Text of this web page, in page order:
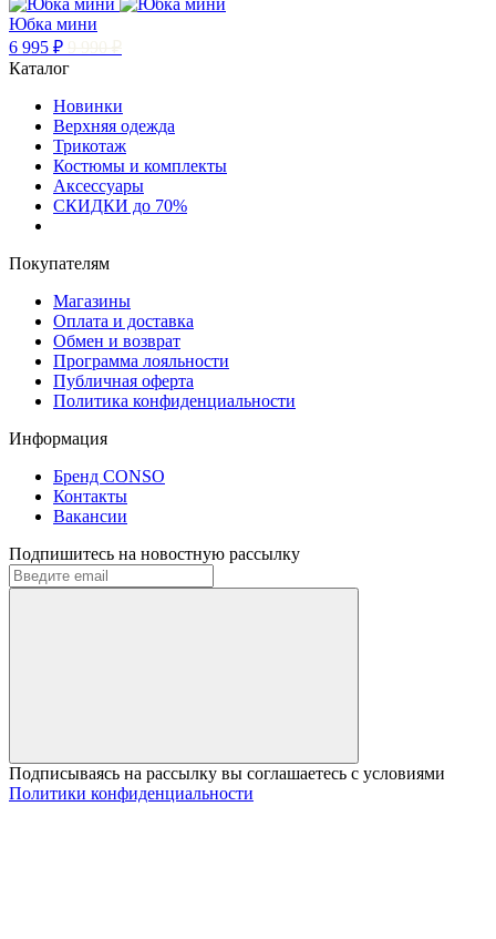
Юбка мини
6 995 ₽
Каталог
Новинки
Верхняя одежда
Трикотаж
Костюмы и комплекты
Аксессуары
СКИДКИ до 70%
Покупателям
Магазины
Оплата и доставка
Обмен и возврат
Программа лояльности
Публичная оферта
Политика конфиденциальности
Информация
Бренд CONSO
Контакты
Вакансии
Подпишитесь на новостную рассылку
Подписываясь на рассылку вы соглашаетесь с условиями
Политики конфиденциальности